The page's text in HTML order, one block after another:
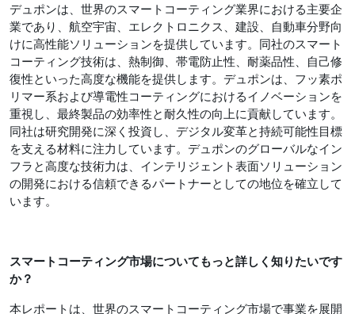
デュポンは、世界のスマートコーティング業界における主要企
業であり、航空宇宙、エレクトロニクス、建設、自動車分野向
けに高性能ソリューションを提供しています。同社のスマート
コーティング技術は、熱制御、帯電防止性、耐薬品性、自己修
復性といった高度な機能を提供します。デュポンは、フッ素ポ
リマー系および導電性コーティングにおけるイノベーションを
重視し、最終製品の効率性と耐久性の向上に貢献しています。
同社は研究開発に深く投資し、デジタル変革と持続可能性目標
を支える材料に注力しています。デュポンのグローバルなイン
フラと高度な技術力は、インテリジェント表面ソリューション
の開発における信頼できるパートナーとしての地位を確立して
います。
スマートコーティング市場についてもっと詳しく知りたいです
か？
本レポートは、世界のスマートコーティング市場で事業を展開